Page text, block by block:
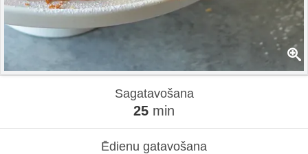
Sagatavošana
25 min
Ēdienu gatavošana